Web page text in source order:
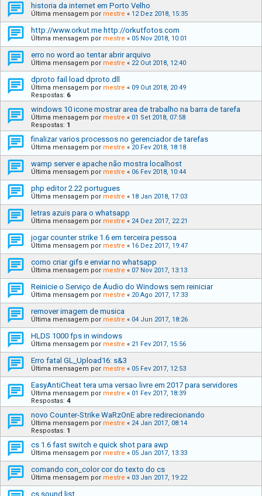
historia da internet em Porto Velho
Última mensagem por mestre « 12 Dez 2018, 15:35
http://www.orkut.me http://orkutfotos.com
Última mensagem por mestre « 05 Nov 2018, 10:01
erro no word ao tentar abrir arquivo
Última mensagem por mestre « 22 Out 2018, 12:40
dproto fail load dproto.dll
Última mensagem por mestre « 09 Out 2018, 20:49
Respostas: 6
windows 10 icone mostrar area de trabalho na barra de tarefa
Última mensagem por mestre « 01 Set 2018, 07:58
Respostas: 1
finalizar varios processos no gerenciador de tarefas
Última mensagem por mestre « 20 Fev 2018, 18:18
wamp server e apache não mostra localhost
Última mensagem por mestre « 06 Fev 2018, 10:44
php editor 2.22 portugues
Última mensagem por mestre « 18 Jan 2018, 17:03
letras azuis para o whatsapp
Última mensagem por mestre « 24 Dez 2017, 22:21
jogar counter strike 1.6 em terceira pessoa
Última mensagem por mestre « 16 Dez 2017, 19:47
como criar gifs e enviar no whatsapp
Última mensagem por mestre « 07 Nov 2017, 13:13
Reinicie o Serviço de Áudio do Windows sem reiniciar
Última mensagem por mestre « 20 Ago 2017, 17:33
remover imagem de musica
Última mensagem por mestre « 04 Jun 2017, 18:26
HLDS 1000 fps in windows
Última mensagem por mestre « 21 Fev 2017, 15:56
Erro fatal GL_Upload16: s&3
Última mensagem por mestre « 05 Fev 2017, 12:53
EasyAntiCheat tera uma versao livre em 2017 para servidores
Última mensagem por mestre « 01 Fev 2017, 18:39
Respostas: 4
novo Counter-Strike WaRzOnE abre redirecionando
Última mensagem por mestre « 24 Jan 2017, 08:14
Respostas: 1
cs 1.6 fast switch e quick shot para awp
Última mensagem por mestre « 05 Jan 2017, 13:33
comando con_color cor do texto do cs
Última mensagem por mestre « 03 Jan 2017, 19:22
cs sound list